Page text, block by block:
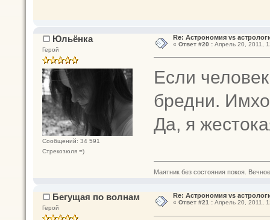
Юльёнка
Герой
Сообщений: 34 591
Стрекозюля =)
Re: Астрономия vs
« Ответ #20 :Апрель 20, 2011,
Если
бредни.
Да, я
Маятник без состояния покоя. Вечное
Бегущая по волнам
Герой
Re: Астрономия vs
« Ответ #21 :Апрель 20, 2011,